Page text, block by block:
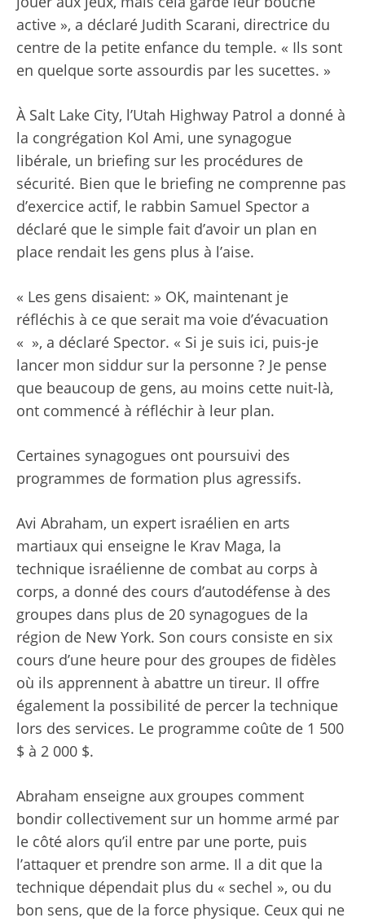
active », a déclaré Judith Scarani, directrice du
centre de la petite enfance du temple. « Ils sont
en quelque sorte assourdis par les sucettes. »
À Salt Lake City, l’Utah Highway Patrol a donné à
la congrégation Kol Ami, une synagogue
libérale, un briefing sur les procédures de
sécurité. Bien que le briefing ne comprenne pas
d’exercice actif, le rabbin Samuel Spector a
déclaré que le simple fait d’avoir un plan en
place rendait les gens plus à l’aise.
« Les gens disaient: » OK, maintenant je
réfléchis à ce que serait ma voie d’évacuation
« », a déclaré Spector. « Si je suis ici, puis-je
lancer mon siddur sur la personne ? Je pense
que beaucoup de gens, au moins cette nuit-là,
ont commencé à réfléchir à leur plan.
Certaines synagogues ont poursuivi des
programmes de formation plus agressifs.
Avi Abraham, un expert israélien en arts
martiaux qui enseigne le Krav Maga, la
technique israélienne de combat au corps à
corps, a donné des cours d’autodéfense à des
groupes dans plus de 20 synagogues de la
région de New York. Son cours consiste en six
cours d’une heure pour des groupes de fidèles
où ils apprennent à abattre un tireur. Il offre
également la possibilité de percer la technique
lors des services. Le programme coûte de 1 500
$ à 2 000 $.
Abraham enseigne aux groupes comment
bondir collectivement sur un homme armé par
le côté alors qu’il entre par une porte, puis
l’attaquer et prendre son arme. Il a dit que la
technique dépendait plus du « sechel », ou du
bon sens, que de la force physique. Ceux qui ne